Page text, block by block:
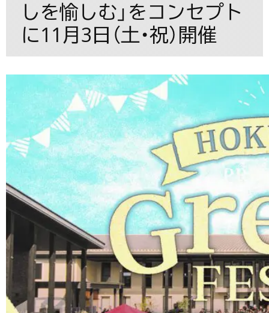
しを愉しむ」をコンセプト
に11月3日（土・祝）開催